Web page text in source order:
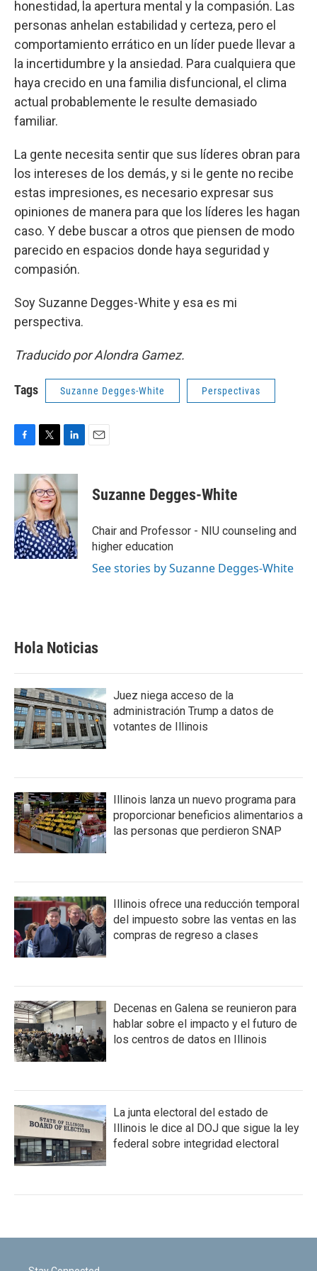
honestidad, la apertura mental y la compasión. Las
personas anhelan estabilidad y certeza, pero el
comportamiento errático en un líder puede llevar a
la incertidumbre y la ansiedad. Para cualquiera que
haya crecido en una familia disfuncional, el clima
actual probablemente le resulte demasiado
familiar.
La gente necesita sentir que sus líderes obran para
los intereses de los demás, y si le gente no recibe
estas impresiones, es necesario expresar sus
opiniones de manera para que los líderes les hagan
caso. Y debe buscar a otros que piensen de modo
parecido en espacios donde haya seguridad y
compasión.
Soy Suzanne Degges-White y esa es mi
perspectiva.
Traducido por Alondra Gamez.
Tags Suzanne Degges-White Perspectivas
c
e
o
o
k
i
t
t
e
r
n
k
d
I
n
Suzanne Degges-White
Chair and Professor - NIU counseling and
higher education
See stories by Suzanne Degges-White
Hola Noticias
Juez niega acceso de la
administración Trump a datos de
votantes de Illinois
Illinois lanza un nuevo programa para
proporcionar beneficios alimentarios a
las personas que perdieron SNAP
Illinois ofrece una reducción temporal
del impuesto sobre las ventas en las
compras de regreso a clases
Decenas en Galena se reunieron para
hablar sobre el impacto y el futuro de
los centros de datos en Illinois
La junta electoral del estado de
Illinois le dice al DOJ que sigue la ley
federal sobre integridad electoral